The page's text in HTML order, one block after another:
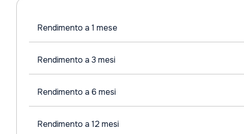
Rendimento a 1 mese
Rendimento a 3 mesi
Rendimento a 6 mesi
Rendimento a 12 mesi